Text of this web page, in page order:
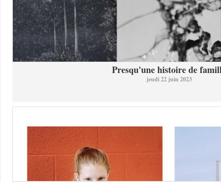
Presqu'une histoire de
jeudi 22 juin 2023